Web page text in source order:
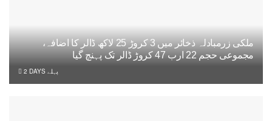
ملکی زرمبادلہ ذخائر میں 3 کروڑ 25 لاکھ ڈالر کا اضافہ،
مجموعی حجم 22 ارب 47 کروڑ ڈالر تک پہنچ گیا
2 DAYS پہلے